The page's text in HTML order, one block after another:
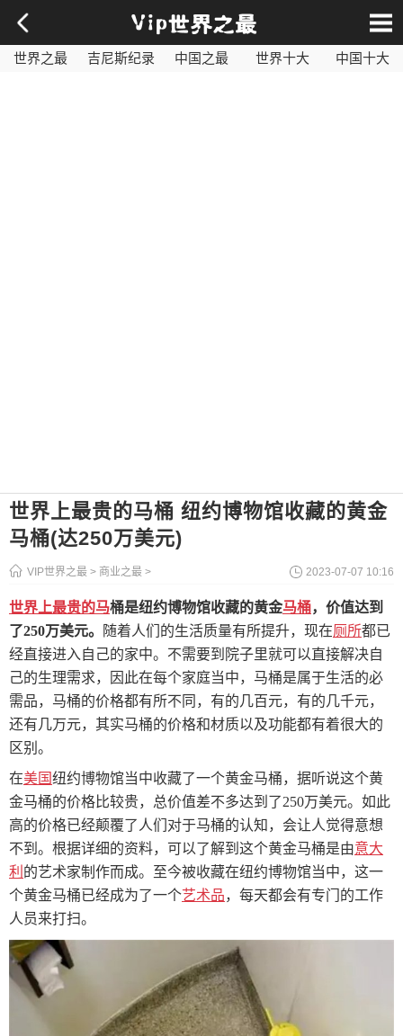
世界之最 吉尼斯纪录 中国之最 世界十大
中国十大
世界上最贵的马桶 纽约博物馆收藏的黄金
马桶(达250万美元)
VIP世界之最 > 商业之最 > 2023-07-07 10:16
世界上最贵的马桶是纽约博物馆收藏的黄金马桶，价值达到
了250万美元。
随着人们的生活质量有所提升，现在厕所都已
经直接进入自己的家中。不需要到院子里就可以直接解决自
己的生理需求，因此在每个家庭当中，马桶是属于生活的必
需品，马桶的价格都有所不同，有的几百元，有的几千元，
还有几万元，其实马桶的价格和材质以及功能都有着很大的
区别。
在美国纽约博物馆当中收藏了一个黄金马桶，据听说这个黄
金马桶的价格比较贵，总价值差不多达到了250万美元。如此
高的价格已经颠覆了人们对于马桶的认知，会让人觉得意想
不到。根据详细的资料，可以了解到这个黄金马桶是由意大
利 的艺术家制作而成。至今被收藏在纽约博物馆当中，这一
个黄金马桶已经成为了一个艺术品，每天都会有专门的工作
人员来打扫。